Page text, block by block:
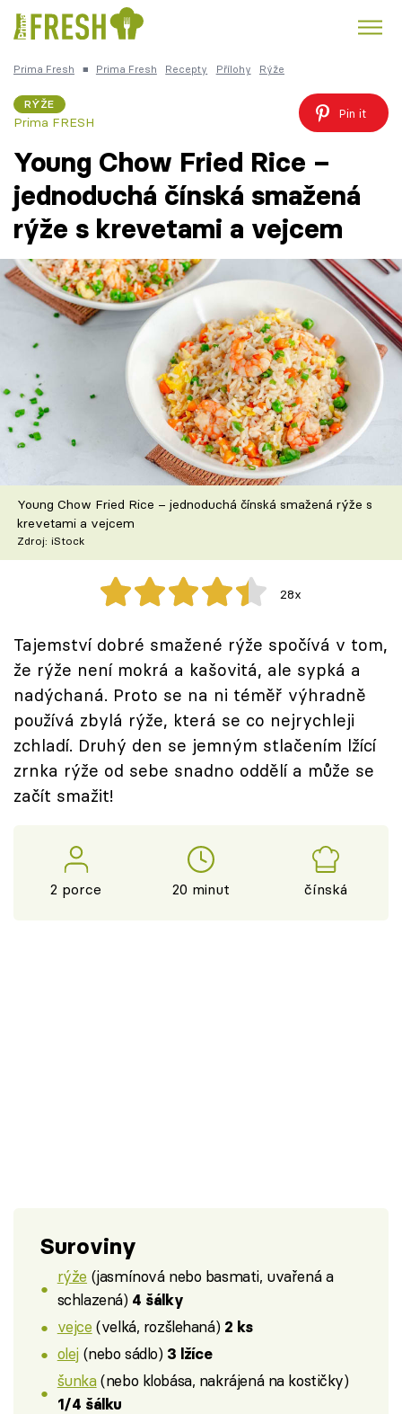
Česká kuchyně
Témata
Recepty
Články
TV Program
Škola vaření
Speciál: Cuketa
Těhotnej kuchař
Sledujte prima+
Přihlášení
Sledujte nás
Prima Fresh ■ Prima Fresh Recepty Přílohy Rýže
RÝŽE
Prima FRESH
Pin it
Young Chow Fried Rice –
jednoduchá čínská smažená
rýže s krevetami a vejcem
Young Chow Fried Rice – jednoduchá čínská smažená rýže s
krevetami a vejcem
Zdroj: iStock
28x
Tajemství dobré smažené rýže spočívá v tom,
že rýže není mokrá a kašovitá, ale sypká a
nadýchaná. Proto se na ni téměř výhradně
používá zbylá rýže, která se co nejrychleji
zchladí. Druhý den se jemným stlačením lžící
zrnka rýže od sebe snadno oddělí a může se
začít smažit!
2 porce 20 minut čínská
Suroviny
rýže (jasmínová nebo basmati, uvařená a
schlazená) 4 šálky
vejce (velká, rozšlehaná) 2 ks
olej (nebo sádlo) 3 lžíce
šunka(nebo klobása, nakrájená na kostičky)
1/4 šálku